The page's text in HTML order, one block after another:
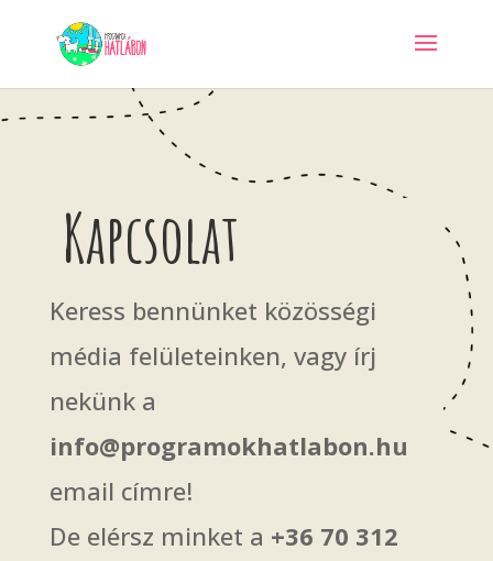
Kapcsolat
Keress bennünket közösségi
média felületeinken, vagy írj
nekünk a
info@programokhatlabon.hu
email címre!
De elérsz minket a +36 70 312